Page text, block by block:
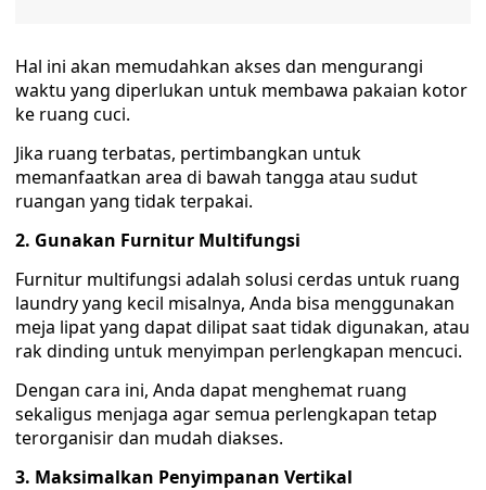
Hal ini akan memudahkan akses dan mengurangi
waktu yang diperlukan untuk membawa pakaian kotor
ke ruang cuci.
Jika ruang terbatas, pertimbangkan untuk
memanfaatkan area di bawah tangga atau sudut
ruangan yang tidak terpakai.
2. Gunakan Furnitur Multifungsi
Furnitur multifungsi adalah solusi cerdas untuk ruang
laundry yang kecil misalnya, Anda bisa menggunakan
meja lipat yang dapat dilipat saat tidak digunakan, atau
rak dinding untuk menyimpan perlengkapan mencuci.
Dengan cara ini, Anda dapat menghemat ruang
sekaligus menjaga agar semua perlengkapan tetap
terorganisir dan mudah diakses.
3. Maksimalkan Penyimpanan Vertikal